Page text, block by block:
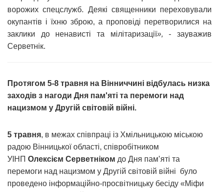
ворожих спецслужб. Деякі священники переховували
окупантів і їхню зброю, а проповіді перетворилися на
заклики до ненависті та мілітаризації», - зауважив
Серветнік.
Протягом 5-8 травня на Вінниччині відбулась низка
заходів з нагоди Дня пам'яті та перемоги над
нацизмом у Другій світовій війні.
5 травня, в межах співпраці із Хмільницькою міською
радою Вінницької області, співробітником
УІНП Олексієм Серветніком до Дня пам’яті та
перемоги над нацизмом у Другій світовій війні було
проведено інформаційно-просвітницьку бесіду «Міфи